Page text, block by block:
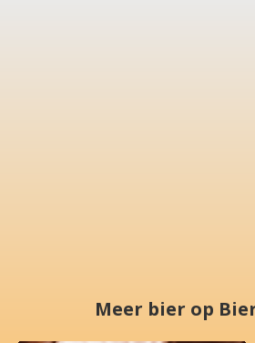
Meer bier op